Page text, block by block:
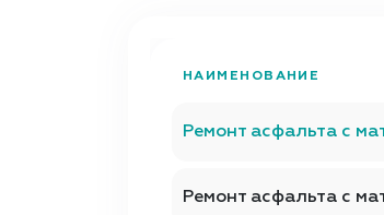
НАИМЕНОВАНИЕ
Ремонт асфальта с
Ремонт асфальта с